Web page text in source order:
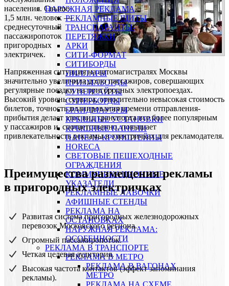
НАРУЖНАЯ РЕКЛАМА
РЕКЛАМНЫЕ ЩИТЫ
ТРАНСПАРАНТЫ-
ПЕРЕТЯЖКИ
АРКИ
СИТИ-ФОРМАТ
СИТИБОРДЫ
ПИЛЛАРЫ
ПРИЗМАБОРДЫ
СУПЕРСАЙТЫ
СУПЕРБОРДЫ
БРАНДМАУЭРЫ
КРЫШНЫЕ УСТАНОВКИ
КРЫШНЫЕ ПАНЕЛИ
ПАНЕЛЬ-КРОНШТЕЙНЫ
HORECA
СВЕТОВЫЕ ПЕШЕХОДНЫЕ
ОГРАЖДЕНИЯ
КОММУНИКАЦИОННЫЕ
УКАЗАТЕЛИ
РЕКЛАМНЫЕ ЛАВОЧКИ
АФИШНЫЕ СТЕНДЫ
РЕКЛАМА НА
ОСТАНОВКАХ
НАРУЖНАЯ РЕКЛАМА:
ОСОБЕННОСТИ
РЕКЛАМА В ТРАНСПОРТЕ
РЕКЛАМА В МЕТРО
РЕКЛАМА В ВАГОНАХ
МЕТРО
РЕКЛАМА НА СХЕМЕ
населения. Свыше
1,5 млн. человек —
среднесуточный
пассажиропоток
пригородных
электричек.
Напряженная ситуация на автомагистралях Москвы
значительно увеличила долю пассажиров, совершающих
регулярные поездки на пригородных электропоездах.
Высокий уровень сервиса, относительно невысокая стоимость
билетов, точность планирования времени отправления-
прибытия делает этот вид транспорта все более популярным
у пассажиров и, соответственно, повышает
привлекательность рекламы в электричках для рекламодателя.
Преимущества размещения рекламы
в пригородных электричках
Развитая система пригородных железнодорожных
перевозок Московского региона.
Огромный пассажиропоток.
Четкая целевая аудитория.
Высокая частота контактов (эффект запоминания
рекламы).